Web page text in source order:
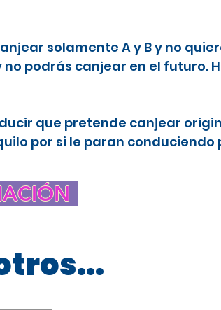
solamente A y B y no
podrás canjear en el futuro.
que pretende canjear
por si le paran conduciendo